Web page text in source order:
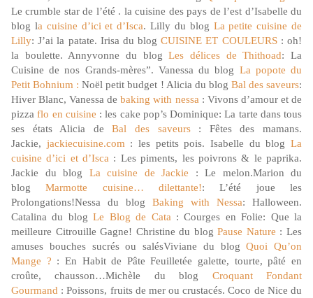
Le crumble star de l’été . la cuisine des pays de l’est d’Isabelle du
blog la cuisine d’ici et d’Isca. Lilly du blog La petite cuisine de
Lilly: J’ai la patate. Irisa du blogCUISINE ET COULEURS: oh!
la boulette. Annyvonne du blogLes délices de Thithoad: La
Cuisine de nos Grands-mères”. Vanessa du blog La popote du
Petit Bohnium : Noël petit budget ! Alicia du blog Bal des saveurs:
Hiver Blanc, Vanessa debaking with nessa : Vivons d’amour et de
pizzaflo en cuisine : les cake pop’s Dominique: La tarte dans tous
ses états Alicia deBal des saveurs: Fêtes des mamans.
Jackie, jackiecuisine.com : les petits pois. Isabelle du blogLa
cuisine d’ici et d’Isca : Les piments, les poivrons & le paprika.
Jackie du blog La cuisine de Jackie : Le melon.Marion du
blogMarmotte cuisine… dilettante!: L’été joue les
Prolongations!Nessa du blog Baking with Nessa: Halloween.
Catalina du blogLe Blog de Cata : Courges en Folie: Que la
meilleure Citrouille Gagne! Christine du blogPause Nature : Les
amuses bouches sucrés ou salésViviane du blogQuoi Qu’on
Mange ? : En Habit de Pâte Feuilletée galette, tourte, pâté en
croûte, chausson…Michèle du blog Croquant Fondant
Gourmand : Poissons, fruits de mer ou crustacés. Coco de Nice du